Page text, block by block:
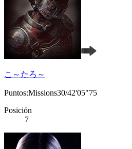
こ～たろ～
Puntos:Missions30/42'05"75
Posición
7